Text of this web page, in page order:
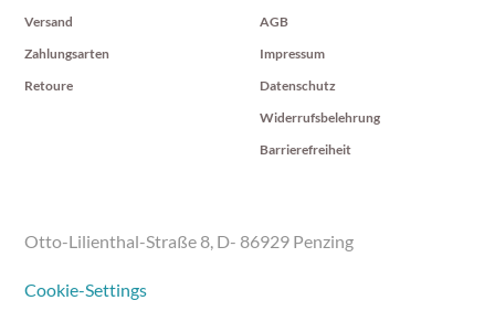
Versand
Zahlungsarten
Retoure
AGB
Impressum
Datenschutz
Widerrufsbelehrung
Barrierefreiheit
Otto-Lilienthal-Straße 8, D- 86929 Penzing
Cookie-Settings